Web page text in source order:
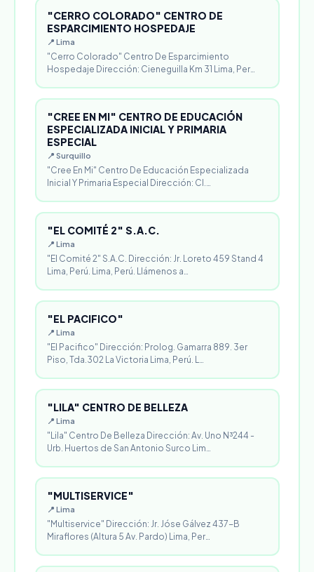
"CERRO COLORADO" CENTRO DE
ESPARCIMIENTO HOSPEDAJE
📍 Lima
"Cerro Colorado" Centro De Esparcimiento
Hospedaje Dirección: Cieneguilla Km 31 Lima, Per…
"CREE EN MI" CENTRO DE EDUCACIÓN
ESPECIALIZADA INICIAL Y PRIMARIA
ESPECIAL
📍 Surquillo
"Cree En Mi" Centro De Educación Especializada
Inicial Y Primaria Especial Dirección: Cl.…
"EL COMITÉ 2" S.A.C.
📍 Lima
"El Comité 2" S.A.C. Dirección: Jr. Loreto 459 Stand 4
Lima, Perú. Lima, Perú. Llámenos a…
"EL PACIFICO"
📍 Lima
"El Pacifico" Dirección: Prolog. Gamarra 889. 3er
Piso, Tda.302 La Victoria Lima, Perú. L…
"LILA" CENTRO DE BELLEZA
📍 Lima
"Lila" Centro De Belleza Dirección: Av. Uno N³244 -
Urb. Huertos de San Antonio Surco Lim…
"MULTISERVICE"
📍 Lima
"Multiservice" Dirección: Jr. Jóse Gálvez 437-B
Miraflores (Altura 5 Av. Pardo) Lima, Per…